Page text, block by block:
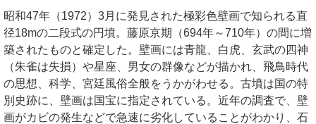
昭和47年（1972）3月に発見された極彩色壁画で知られる直
径18mの二段式の円墳。藤原京期（694年～710年）の間に増
築されたものと確定した。壁画には青龍、白虎、玄武の四神
（朱雀は失損）や星座、男女の群像などが描かれ、飛鳥時代
の思想、科学、宮廷風俗全般をうかがわせる。古墳は国の特
別史跡に、壁画は国宝に指定されている。近年の調査で、壁
画がカビの発生などで急速に劣化していることがわかり、石